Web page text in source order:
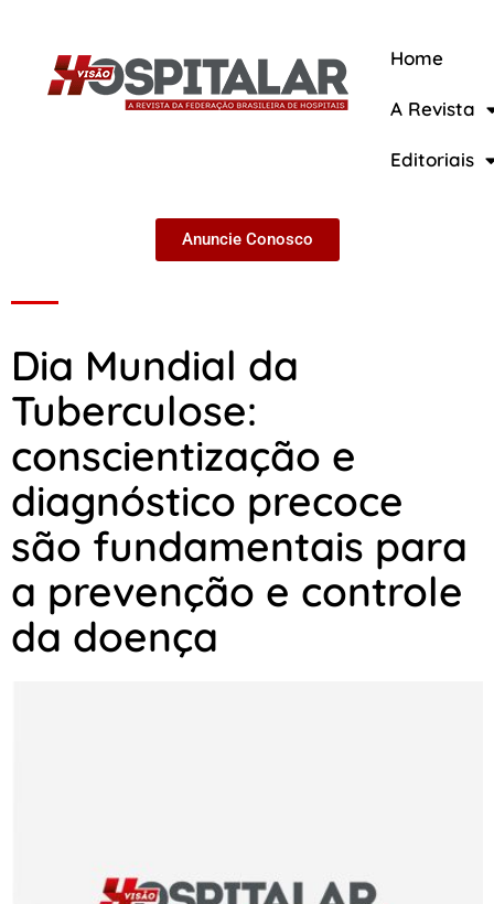
Home
A Revista
Editoriais
Anuncie Conosco
Dia Mundial da
Tuberculose:
conscientização e
diagnóstico precoce
são fundamentais para
a prevenção e controle
da doença